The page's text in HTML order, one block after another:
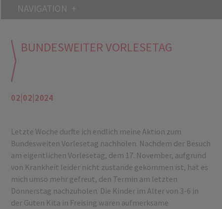
NAVIGATION
BUNDESWEITER VORLESETAG
02|02|2024
Letzte Woche durfte ich endlich meine Aktion zum
Bundesweiten Vorlesetag nachholen. Nachdem der Besuch
am eigentlichen Vorlesetag, dem 17. November, aufgrund
von Krankheit leider nicht zustande gekommen ist, hat es
mich umso mehr gefreut, den Termin am letzten
Donnerstag nachzuholen. Die Kinder im Alter von 3-6 in
der Guten Kita in Freising waren aufmerksame